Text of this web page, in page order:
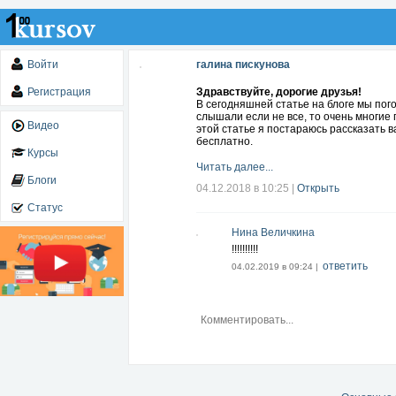
Войти
Регистрация
Видео
Курсы
Блоги
Статус
галина пискунова
Здравствуйте, дорогие друзья!
В сегодняшней статье на блоге мы
слышали если не все, то очень многие
этой статье я постараюсь
бесплатно.
Читать далее...
04.12.2018 в 10:25
Открыть
Нина Величкина
!!!!!!!!!!
04.02.2019 в 09:24 | ответить